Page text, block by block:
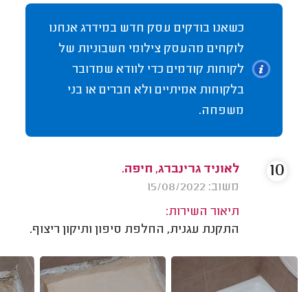
כשאנו בודקים עסק חדש במידרג אנחנו
לוקחים מהעסק צילומי חשבוניות של
לקוחות קודמים כדי לוודא שמדובר
בלקוחות אמיתיים ולא חברים או בני
משפחה.
לאוניד גרינברג, חיפה.
משוב: 15/08/2022
תיאור השירות:
התקנת עגנית, החלפת סיפון ותיקון ריצוף.
10